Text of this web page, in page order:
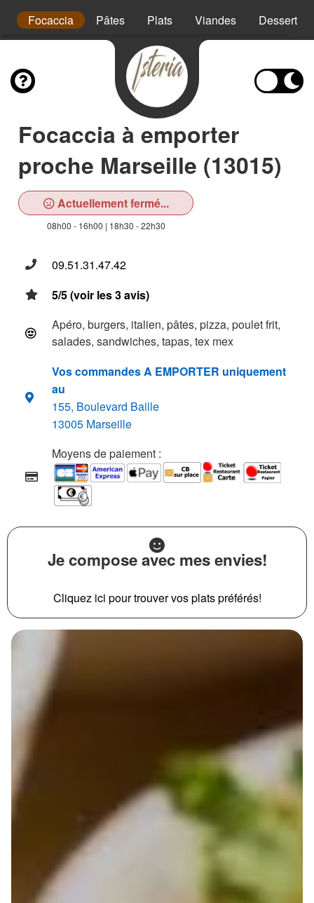
Focaccia Pâtes Plats Viandes Desserts
Focaccia à emporter
proche Marseille (13015)
Actuellement fermé...
08h00 - 16h00 | 18h30 - 22h30
09.51.31.47.42
5/5 (voir les 3 avis)
Apéro, burgers, italien, pâtes, pizza, poulet frit,
salades, sandwiches, tapas, tex mex
Vos commandes A EMPORTER uniquement
au
155, Boulevard Baille
13005 Marseille
Moyens de paiement :
Je compose avec mes envies!
Cliquez ici pour trouver vos plats préférés!